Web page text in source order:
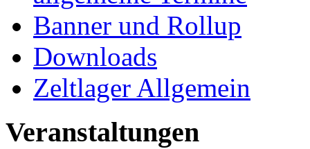
Banner und Rollup
Downloads
Zeltlager Allgemein
Veranstaltungen